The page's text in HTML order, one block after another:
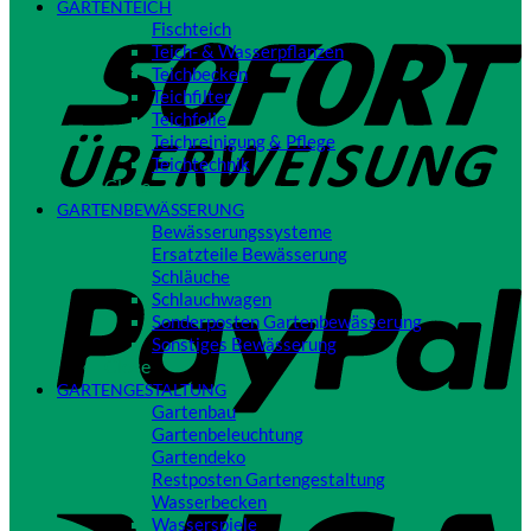
GARTENTEICH
Fischteich
Teich- & Wasserpflanzen
Teichbecken
Teichfilter
Teichfolie
Teichreinigung & Pflege
Teichtechnik
Close
GARTENBEWÄSSERUNG
Bewässerungssysteme
Ersatzteile Bewässerung
Schläuche
Schlauchwagen
Sonderposten Gartenbewässerung
Sonstiges Bewässerung
Close
GARTENGESTALTUNG
Gartenbau
Gartenbeleuchtung
Gartendeko
Restposten Gartengestaltung
Wasserbecken
Wasserspiele